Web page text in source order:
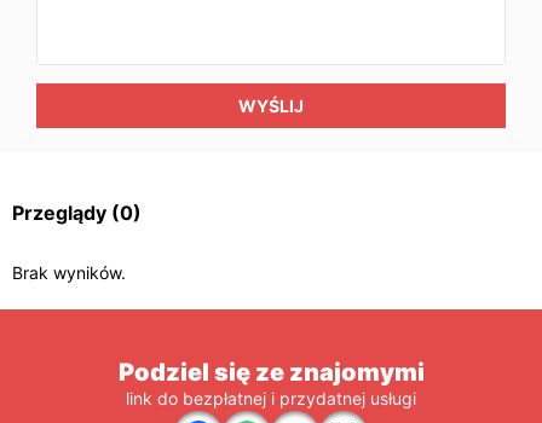
WYŚLIJ
Przeglądy (0)
Brak wyników.
Podziel się ze znajomymi
link do bezpłatnej i przydatnej usługi